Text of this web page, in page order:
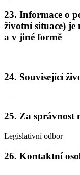
23. Informace o
životní situace) je
a v jiné formě
—
24. Související
—
25. Za správnost
Legislativní odbor
26. Kontaktní